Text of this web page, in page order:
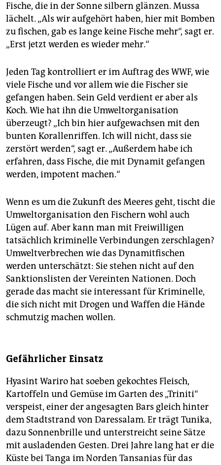
Fische, die in der Sonne silbern glänzen. Mussa
lächelt. „Als wir aufgehört haben, hier mit Bomben
zu fischen, gab es lange keine Fische mehr“, sagt er.
„Erst jetzt werden es wieder mehr.“
Jeden Tag kontrolliert er im Auftrag des WWF, wie
viele Fische und vor allem wie die Fischer sie
gefangen haben. Sein Geld verdient er aber als
Koch. Wie hat ihn die Umweltorganisation
überzeugt? „Ich bin hier aufgewachsen mit den
bunten Korallenriffen. Ich will nicht, dass sie
zerstört werden“, sagt er. „Außerdem habe ich
erfahren, dass Fische, die mit Dynamit gefangen
werden, impotent machen.“
Wenn es um die Zukunft des Meeres geht, tischt die
Umweltorganisation den Fischern wohl auch
Lügen auf. Aber kann man mit Freiwilligen
tatsächlich kriminelle Verbindungen zerschlagen?
Umweltverbrechen wie das Dynamitfischen
werden unterschätzt: Sie stehen nicht auf den
Sanktionslisten der Vereinten Nationen. Doch
gerade das macht sie interessant für Kriminelle,
die sich nicht mit Drogen und Waffen die Hände
schmutzig machen wollen.
Gefährlicher Einsatz
Hyasint Wariro hat soeben gekochtes Fleisch,
Kartoffeln und Gemüse im Garten des „Triniti“
verspeist, einer der angesagten Bars gleich hinter
dem Stadtstrand von Daressalam. Er trägt Tunika,
dazu Sonnenbrille und unterstreicht seine Sätze
mit ausladenden Gesten. Drei Jahre lang hat er die
Küste bei Tanga im Norden Tansanias für das